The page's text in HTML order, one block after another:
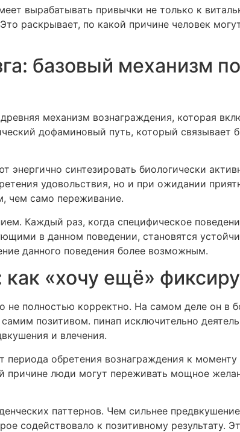
вырабатывать привычки не только к
раскрывает, по какой причине человек
базовый механизм
механизм вознаграждения, которая
дофаминовый путь, который
синтезировать биологически
удовольствия, но и при ожидании
чем само переживание.
Каждый раз, когда специфическое
в данном поведении, становятся
данного поведения более возможным.
«хочу ещё»
полностью корректно. На самом деле он в
позитивом. пинап исключительно
и влечения.
обретения вознаграждения к моменту
причине люди могут переживать мощное
паттернов. Чем сильнее
содействовало к позитивному результату.